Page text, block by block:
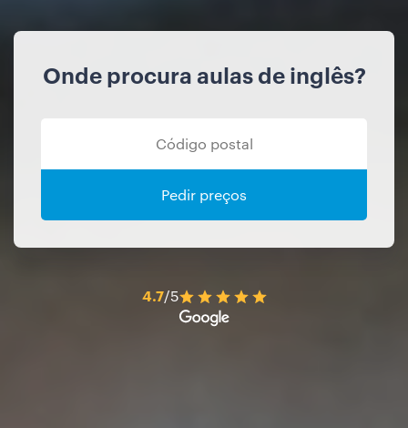
Onde procura aulas de inglês?
Pedir preços
4.7/5